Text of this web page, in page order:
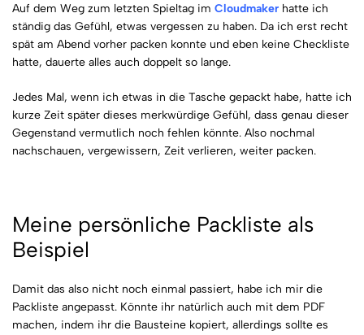
Auf dem Weg zum letzten Spieltag im Cloudmaker hatte ich
ständig das Gefühl, etwas vergessen zu haben. Da ich erst recht
spät am Abend vorher packen konnte und eben keine Checkliste
hatte, dauerte alles auch doppelt so lange.
Jedes Mal, wenn ich etwas in die Tasche gepackt habe, hatte ich
kurze Zeit später dieses merkwürdige Gefühl, dass genau dieser
Gegenstand vermutlich noch fehlen könnte. Also nochmal
nachschauen, vergewissern, Zeit verlieren, weiter packen.
Meine persönliche Packliste als
Beispiel
Damit das also nicht noch einmal passiert, habe ich mir die
Packliste angepasst. Könnte ihr natürlich auch mit dem PDF
machen, indem ihr die Bausteine kopiert, allerdings sollte es